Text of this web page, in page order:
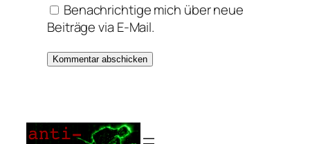
Benachrichtige mich über neue
Beiträge via E-Mail.